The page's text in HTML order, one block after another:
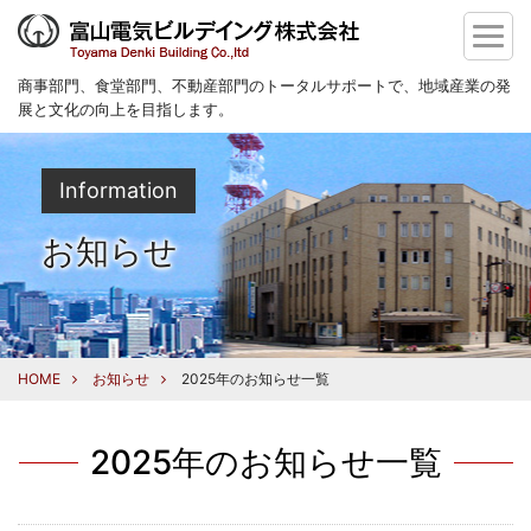
商事部門、食堂部門、不動産部門のトータルサポートで、地域産業の発
展と文化の向上を目指します。
Information
お知らせ
HOME お知らせ 2025年のお知らせ一覧
2025年のお知らせ一覧